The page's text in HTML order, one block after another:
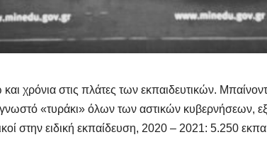
και χρόνια στις πλάτες των εκπαιδευτικών.
«τυράκι» όλων των αστικών κυβερνήσεων,
στην ειδική εκπαίδευση, 2020 – 2021: 5.250